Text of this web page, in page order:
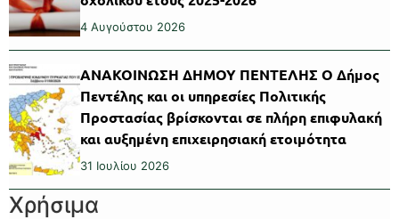
4 Αυγούστου 2026
ΑΝΑΚΟΙΝΩΣΗ ΔΗΜΟΥ ΠΕΝΤΕΛΗΣ Ο Δήμος
Πεντέλης και οι υπηρεσίες Πολιτικής
Προστασίας βρίσκονται σε πλήρη επιφυλακή
και αυξημένη επιχειρησιακή ετοιμότητα
31 Ιουλίου 2026
Χρήσιμα